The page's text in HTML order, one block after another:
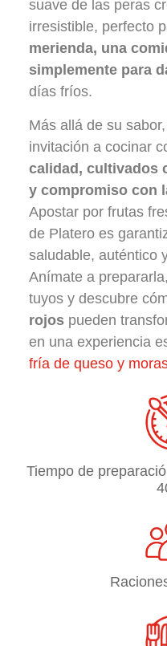
suave de las peras
irresistible, perfecto
merienda, una
simplemente para
días fríos.
Más allá de su
invitación a cocinar
calidad, cultivados
y compromiso con
Apostar por frutas
de Platero es
saludable, auténtico
Anímate a
tuyos y descubre
rojospueden
en una experiencia
fría de queso y
Tiempo de